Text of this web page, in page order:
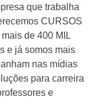
que trabalha
CURSOS
de 400 MIL
e já somos mais
nas mídias
para carreira
e